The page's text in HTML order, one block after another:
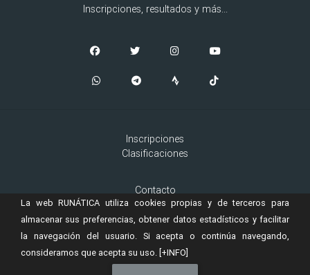
Inscripciones, resultados y más...
Inscripciones
Clasificaciones
Contacto
Aviso Legal
Cookies
RUNÁTICAes una marca registrada de
La web RUNÁTICA utiliza cookies propias y de terceros para
almacenar sus preferencias, obtener datos estadísticos y facilitar
la navegación del usuario. Si acepta o continúa navegando,
consideramos que acepta su uso. [+INFO]